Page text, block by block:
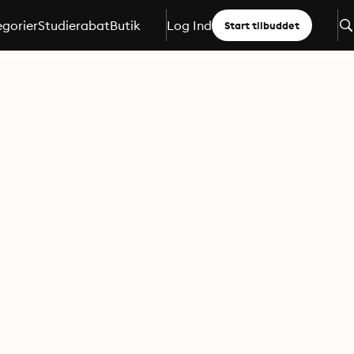
StudierabatButik Log Ind Start tilbuddet